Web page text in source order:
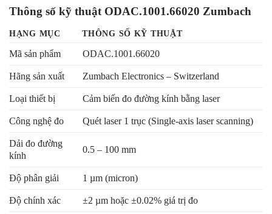
Thông số kỹ thuật ODAC.1001.66020 Zumbach
HẠNG MỤC THÔNG SỐ KỸ THUẬT
Mã sản phẩm ODAC.1001.66020
Hãng sản xuất Zumbach Electronics – Switzerland
Loại thiết bị Cảm biến đo đường kính bằng laser
Công nghệ đo Quét laser 1 trục (Single-axis laser scanning)
Dải đo đường
kính
0.5 – 100 mm
Độ phân giải 1 µm (micron)
Độ chính xác ±2 µm hoặc ±0.02% giá trị đo